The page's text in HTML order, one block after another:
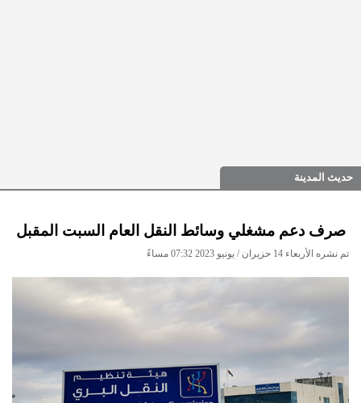
حديث المدينة
صرف دعم مشغلي وسائط النقل العام السبت المقبل
تم نشره الأربعاء 14 حزيران / يونيو 2023 07:32 مساءً